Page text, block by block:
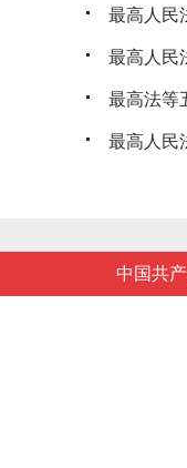
最高人民
最高人民
最高法等
最高人民
中国共